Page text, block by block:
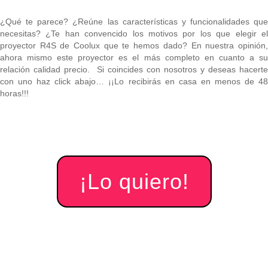
¿Qué te parece? ¿Reúne las características y funcionalidades que
necesitas? ¿Te han convencido los motivos por los que elegir el
proyector R4S de Coolux que te hemos dado? En nuestra opinión,
ahora mismo este proyector es el más completo en cuanto a su
relación calidad precio. Si coincides con nosotros y deseas hacerte
con uno haz click abajo… ¡¡Lo recibirás en casa en menos de 48
horas!!!
¡Lo quiero!